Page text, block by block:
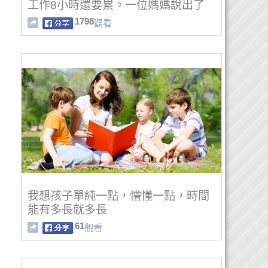
工作8小時還要累。一位媽媽說出了
全世界母親的心聲！
1798觀看
我想孩子單純一點，懵懂一點，時間
能有多長就多長
61觀看